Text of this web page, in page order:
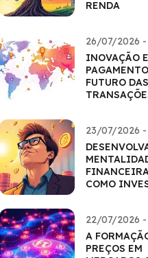
RENDA
26/07/2026 -
INOVAÇÃO
FUTURO DAS
23/07/2026 -
COMO
22/07/2026 -
A
PREÇOS EM